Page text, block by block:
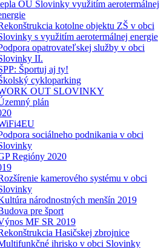
OÚ Slovinky využitím aerotermálnej
kotolne objektu ZŠ v obci
s využitím aerotermálnej energie
opatrovateľskej služby v obci
II.
Športuj aj ty!
cykloparking
OUT SLOVINKY
plán
sociálneho podnikania v obci
Regióny 2020
kamerového systému v obci
národnostných menšín 2019
pre šport
MF SR 2019
Hasičskej zbrojnice
ihrisko v obci Slovinky